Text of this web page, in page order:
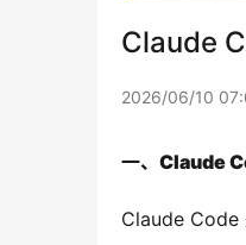
Claude
2026/06/10
一、Claude
Claude Code